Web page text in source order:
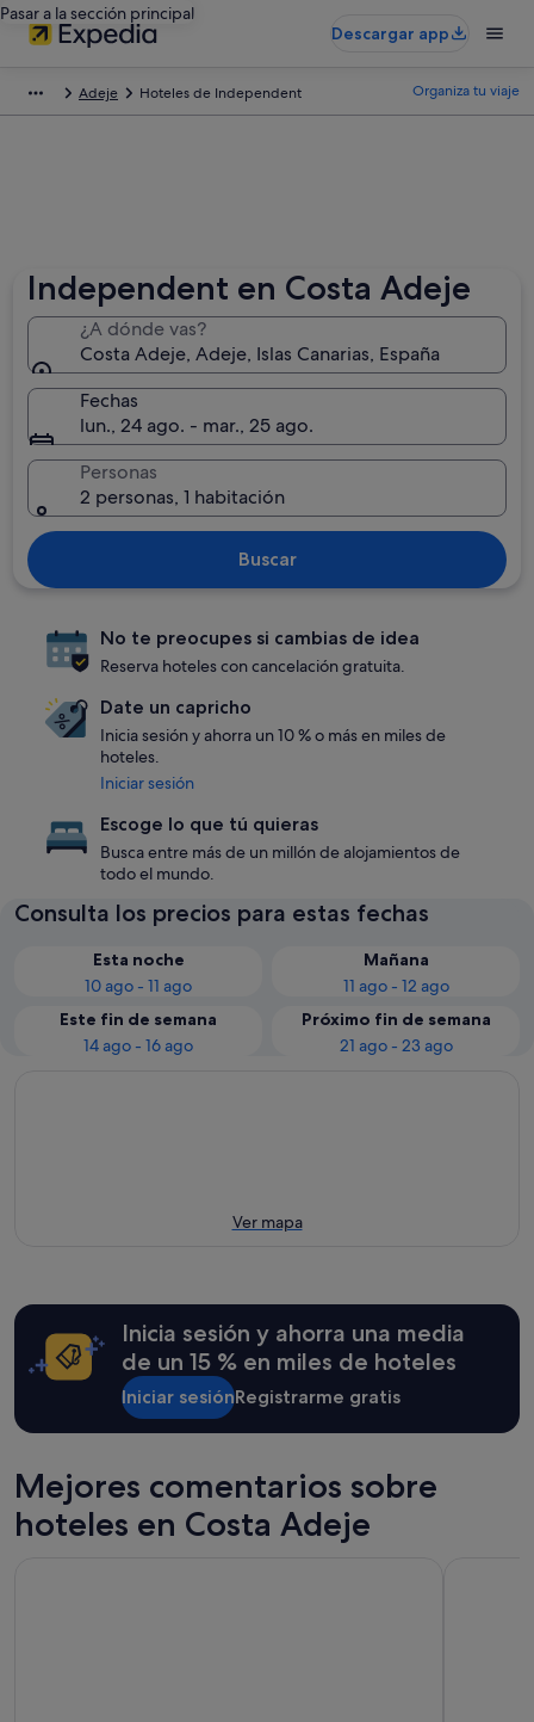
Pasar a la sección principal
Descargar app
Adeje Hoteles de Independent Organiza tu viaje
Independent en Costa Adeje
¿A dónde vas?
Costa Adeje, Adeje, Islas Canarias, España
Fechas
lun., 24 ago. - mar., 25 ago.
Personas
2 personas, 1 habitación
Buscar
No te preocupes si cambias de idea
Reserva hoteles con cancelación gratuita.
Date un capricho
Inicia sesión y ahorra un 10 % o más en miles de
hoteles.
Iniciar sesión
Escoge lo que tú quieras
Busca entre más de un millón de alojamientos de
todo el mundo.
Consulta los precios para estas fechas
Esta noche
10 ago - 11 ago
Mañana
11 ago - 12 ago
Este fin de semana
14 ago - 16 ago
Próximo fin de semana
21 ago - 23 ago
Ver mapa
Inicia sesión y ahorra una media
de un 15 % en miles de hoteles
Iniciar sesiónRegistrarme gratis
Mejores comentarios sobre
hoteles en Costa Adeje